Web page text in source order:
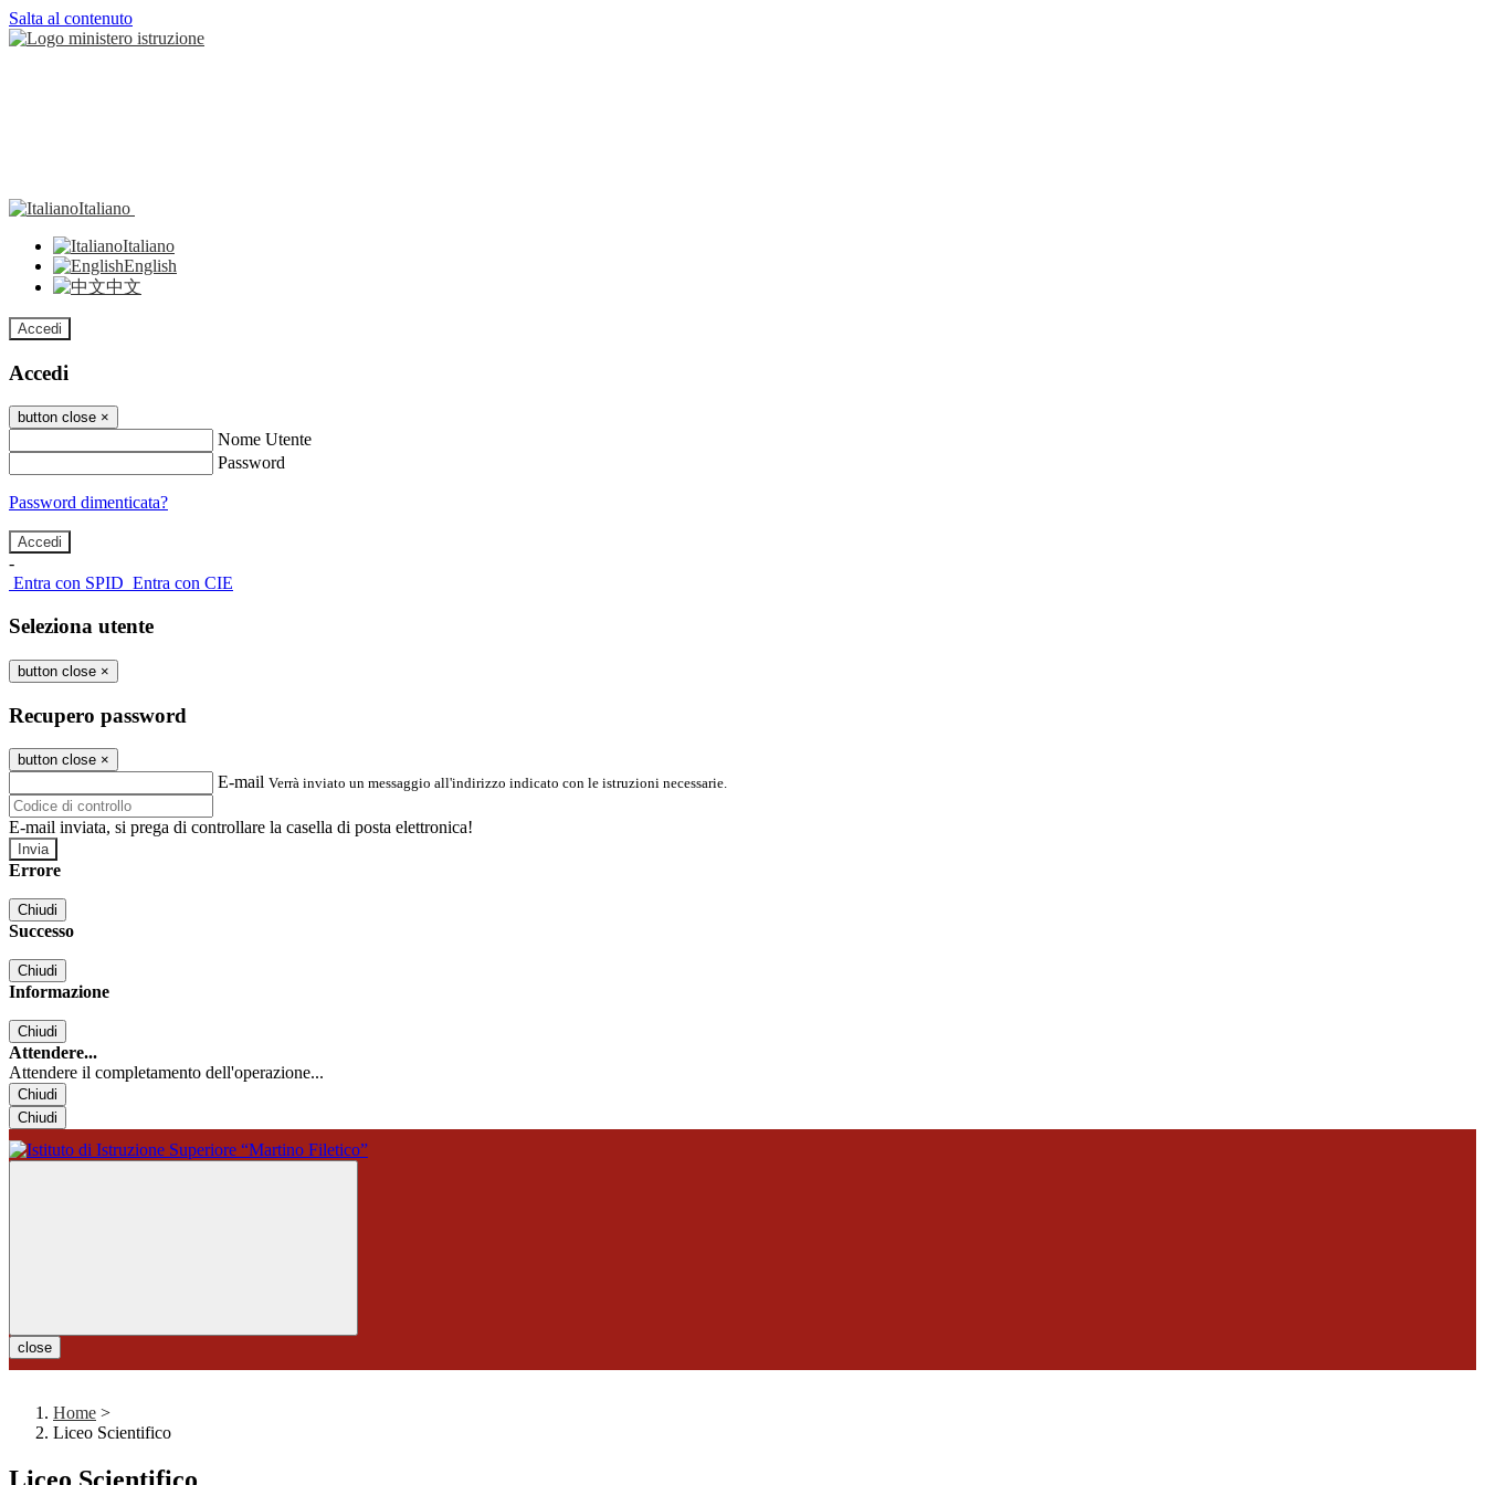
Salta al contenuto
Italiano
Italiano
English
中文
Accedi
Accedi
button close ×
Nome Utente
Password
Password dimenticata?
-
Entra con SPID Entra con CIE
Seleziona utente
button close ×
Recupero password
button close ×
E-mail Verrà inviato un messaggio all'indirizzo indicato con le istruzioni necessarie.
E-mail inviata, si prega di controllare la casella di posta elettronica!
Errore
Chiudi
Successo
Chiudi
Informazione
Chiudi
Attendere...
Attendere il completamento dell'operazione...
Chiudi
Chiudi
close
Home >
Liceo Scientifico